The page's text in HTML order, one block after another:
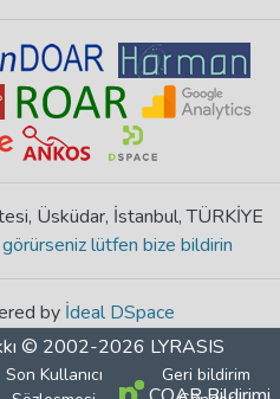
Üsküdar, İstanbul, TÜRKİYE
lütfen bize bildirin
by İdeal DSpace
© 2002-2026 LYRASIS
Son Kullanıcı
Geri bildirim